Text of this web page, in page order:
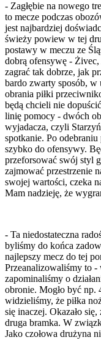
- Zagłębie na nowego
to mecze podczas
jest najbardziej
świeży powiew w tej
postawy w meczu ze
dobrą ofensywę -
zagrać tak dobrze, jak
bardo zwarty sposób,
obrania piłki
będą chcieli nie
linię pomocy - dwóch
wyjadacza, czyli
spotkanie. Po
szybko do ofensywy.
przeforsować swój styl
zajmować przestrzenie
swojej wartości, czeka
Mam nadzieję, że
- Ta niedostateczna
byliśmy do końca
najlepszy mecz do tej
Przeanalizowaliśmy to -
zapominaliśmy o
obronie. Mogło być np.
widzieliśmy, że piłka
się inaczej. Okazało się,
druga bramka. W
Jako czołowa drużyna